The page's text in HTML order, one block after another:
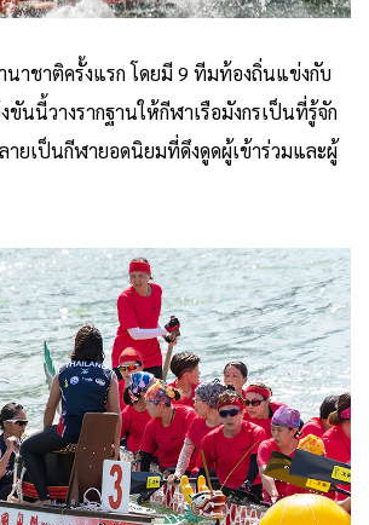
นาชาติครั้งแรก โดยมี 9 ทีมท้องถิ่นแข่งกับ
นนี้วางรากฐานให้กีฬาเรือมังกรเป็นที่รู้จัก
ายเป็นกีฬายอดนิยมที่ดึงดูดผู้เข้าร่วมและผู้